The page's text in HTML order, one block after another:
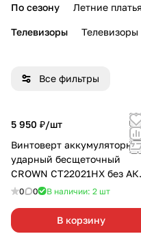
По сезону Летние платья
Телевизоры Телевизоры
Все фильтры
5 950 ₽/шт
Винтоверт
ударный бесщеточный
CROWN CT22021HX без
и З/У
0 0 В наличии: 2 шт
В корзину